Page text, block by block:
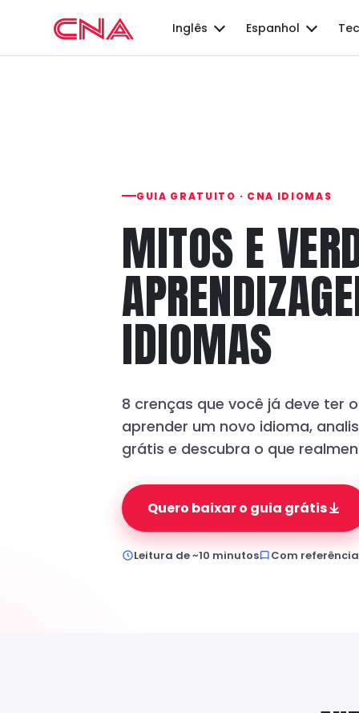
Inglês Espanhol
GUIA GRATUITO · CNA IDIOMAS
MITOS E
IDIOMAS
8 crenças que você já deve ter
aprender um novo idioma,
grátis e descubra o que
Quero baixar o guia grátis
Leitura de ~10 minutos Com